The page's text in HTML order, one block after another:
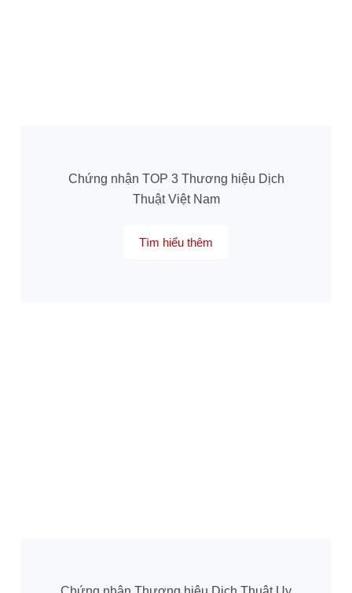
Chứng nhận TOP 3 Thương hiệu Dịch
Thuật Việt Nam
Tìm hiểu thêm